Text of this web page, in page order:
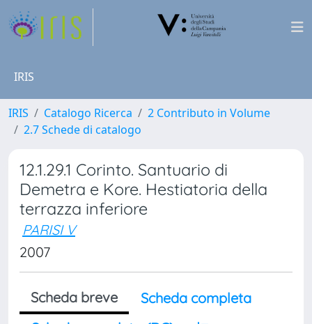
IRIS
IRIS Catalogo Ricerca
2 Contributo in Volume
2.7 Schede di catalogo
12.1.29.1 Corinto. Santuario di
Demetra e Kore. Hestiatoria della
terrazza inferiore
PARISI V
2007
Scheda breve
Scheda completa